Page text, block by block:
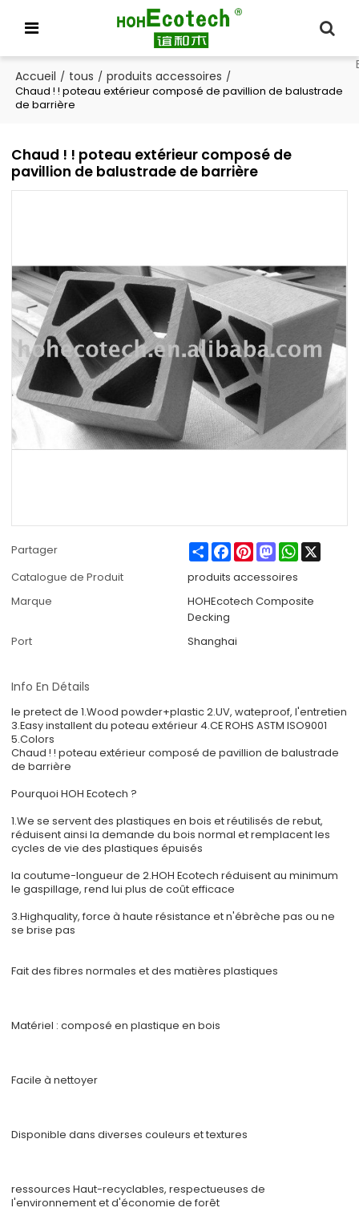
Accueil / tous / produits accessoires /
Chaud ! ! poteau extérieur composé de pavillion de balustrade
de barrière
Chaud ! ! poteau extérieur composé de
pavillion de balustrade de barrière
Partager ShareFacebook
PinterestMastodonWhatsApp
X
Catalogue de Produit
produits accessoires
Marque
HOHEcotech Composite
Decking
Port
Shanghai
Info En Détails
le pretect de 1.Wood powder+plastic 2.UV, wateproof, l'entretien
3.Easy installent du poteau extérieur 4.CE ROHS ASTM ISO9001
5.Colors
Chaud ! ! poteau extérieur composé de pavillion de balustrade
de barrière
Pourquoi HOH Ecotech ?
1.We se servent des plastiques en bois et réutilisés de rebut,
réduisent ainsi la demande du bois normal et remplacent les
cycles de vie des plastiques épuisés
la coutume-longueur de 2.HOH Ecotech réduisent au minimum
le gaspillage, rend lui plus de coût efficace
3.Highquality, force à haute résistance et n'ébrèche pas ou ne
se brise pas
Fait des fibres normales et des matières plastiques
Matériel : composé en plastique en bois
Facile à nettoyer
Disponible dans diverses couleurs et textures
ressources Haut-recyclables, respectueuses de
l'environnement et d'économie de forêt